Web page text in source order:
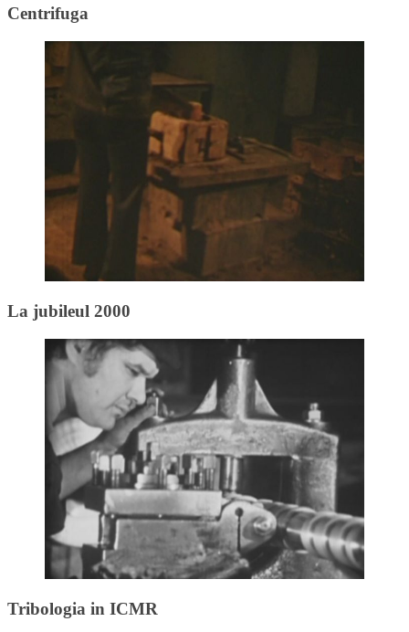
Centrifuga
La jubileul 2000
Tribologia in ICMR